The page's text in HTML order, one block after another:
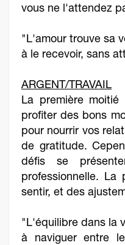
vous ne l'attendez
"L'amour trouve sa
à le recevoir, sans
ARGENT/TRAVAIL
La première
profiter des bons
pour nourrir vos
de gratitude.
défis se
professionnelle. La
sentir, et des
"L'équilibre dans la
à naviguer entre